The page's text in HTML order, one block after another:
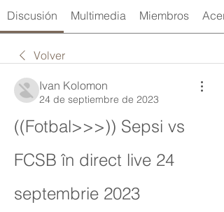
Discusión Multimedia Miembros
Volver
Ivan Kolomon
24 de septiembre de 2023
((Fotbal>>>)) Sepsi vs
FCSB în direct live 24
septembrie 2023